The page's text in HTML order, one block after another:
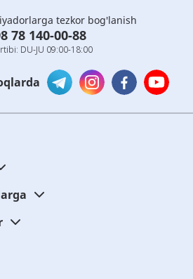
tezkor bog'lanish
78 140-00-88
DU-JU 09:00-18:00